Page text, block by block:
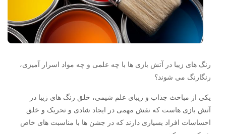
رنگ های زیبا در آتش بازی ها با چه علمی و چه مواد اسرار آمیزی،
رنگارنگ می شوند؟
یکی از مباحث جذاب و زیبای علم شیمی، خلق رنگ های زیبا در
آتش بازی هاست که نقش مهمی در ایجاد شادی و تحریک و خلق
احساسات افراد بسیاری دارند که در جشن ها با مناسبت های خاص